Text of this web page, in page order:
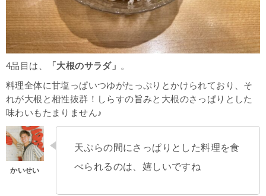
4品目は、 「大根のサラダ」 。
料理全体に甘塩っぱいつゆがたっぷりとかけられており、そ
れが大根と相性抜群！しらすの旨みと大根のさっぱりとした
味わいもたまりません♪
天ぷらの間にさっぱりとした料理を食
べられるのは、嬉しいですね